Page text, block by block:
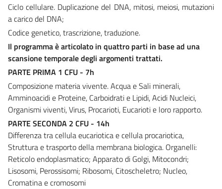
Ciclo cellulare. Duplicazione del DNA, mitosi, meiosi, mutazioni
a carico del DNA;
Codice genetico, trascrizione, traduzione.
Il programma è articolato in quattro parti in base ad una
scansione temporale degli argomenti trattati.
PARTE PRIMA 1 CFU - 7h
Composizione materia vivente. Acqua e Sali minerali,
Amminoacidi e Proteine, Carboidrati e Lipidi, Acidi Nucleici,
Organismi viventi, Virus, Procarioti, Eucarioti e loro rapporto.
PARTE SECONDA 2 CFU - 14h
Differenza tra cellula eucariotica e cellula procariotica,
Struttura e trasporto della membrana biologica. Organelli:
Reticolo endoplasmatico; Apparato di Golgi, Mitocondri;
Lisosomi, Perossisomi; Ribosomi, Citoscheletro; Nucleo,
Cromatina e cromosomi